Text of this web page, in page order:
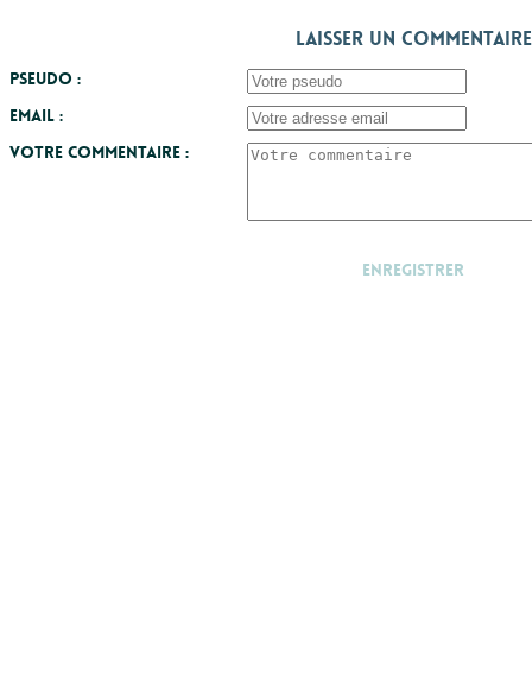
Laisser un commentaire
Pseudo :
Email :
Votre commentaire :
Enregistrer